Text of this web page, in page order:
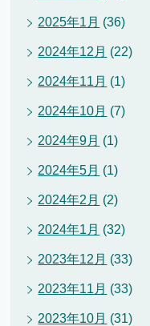
2025年1月 (36)
2024年12月 (22)
2024年11月 (1)
2024年10月 (7)
2024年9月 (1)
2024年5月 (1)
2024年2月 (2)
2024年1月 (32)
2023年12月 (33)
2023年11月 (33)
2023年10月 (31)